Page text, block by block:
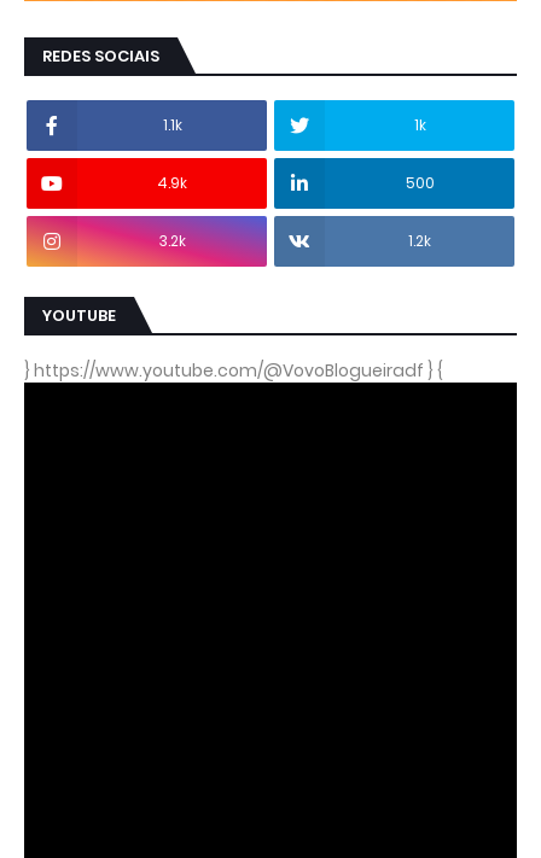
REDES SOCIAIS
1.1k 1k
4.9k 500
3.2k 1.2k
YOUTUBE
} https://www.youtube.com/@VovoBlogueiradf } {